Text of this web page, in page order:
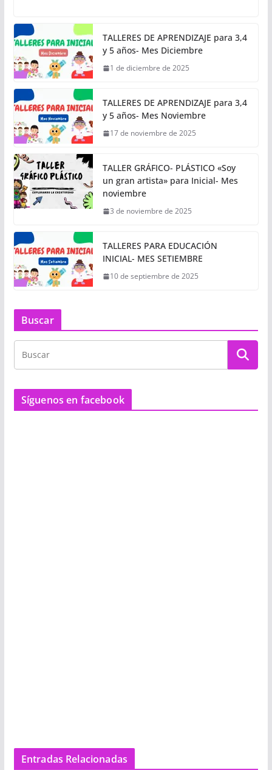
TALLERES DE APRENDIZAJE para 3,4
y 5 años- Mes Diciembre
1 de diciembre de 2025
TALLERES DE APRENDIZAJE para 3,4
y 5 años- Mes Noviembre
17 de noviembre de 2025
TALLER GRÁFICO- PLÁSTICO «Soy
un gran artista» para Inicial- Mes
noviembre
3 de noviembre de 2025
TALLERES PARA EDUCACIÓN
INICIAL- MES SETIEMBRE
10 de septiembre de 2025
Buscar
Síguenos en facebook
Entradas Relacionadas